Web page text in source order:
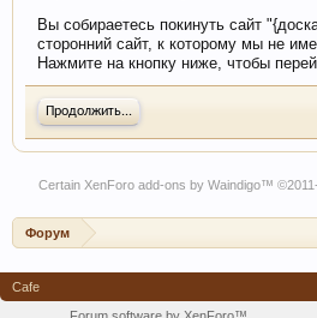
Вы собираетесь покинуть сайт
сторонний сайт, к которому мы не
Нажмите на кнопку ниже, чтобы
Продолжить...
Certain XenForo add-ons by Waindigo™
Форум
Cafe